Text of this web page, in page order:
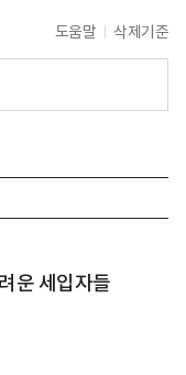
도움말 삭제기준
운 세입자들